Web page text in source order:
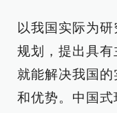
以我国实际为
规划，提出具有
就能解决我国
和优势。中国式